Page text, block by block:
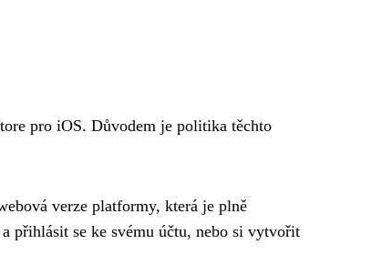
pro iOS. Důvodem je politika těchto
verze platformy, která je plně
přihlásit se ke svému účtu, nebo si vytvořit